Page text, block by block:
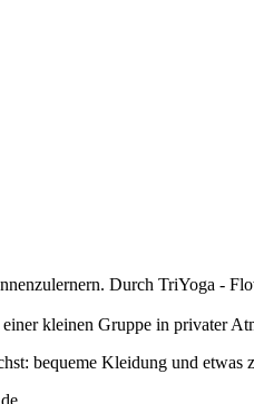
Durch TriYoga -
kleinen Gruppe in privater
bequeme Kleidung und etwas